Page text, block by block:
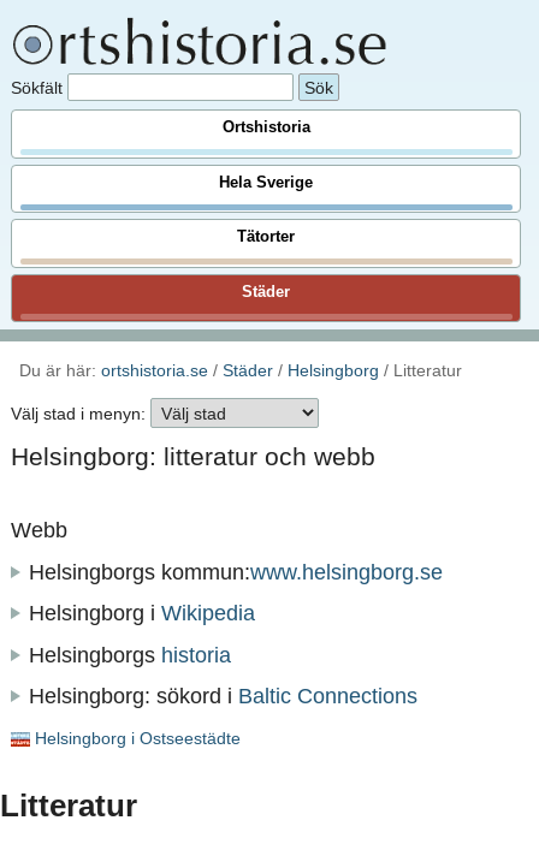
Sökfält
Ortshistoria
Hela Sverige
Tätorter
Städer
Du är här: ortshistoria.se/ Städer/ Helsingborg / Litteratur
Välj stad i menyn:
Helsingborg: litteratur och webb
Webb
Helsingborgs kommun:www.helsingborg.se
Helsingborg i Wikipedia
Helsingborgs historia
Helsingborg: sökord i Baltic Connections
Helsingborg i Ostseestädte
Litteratur